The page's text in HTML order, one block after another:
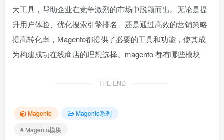
大工具，帮助企业在竞争激烈的市场中脱颖而出。无论是提
升用户体验、优化搜索引擎排名、还是通过高效的营销策略
提高转化率，Magento都提供了必要的工具和功能，使其成
为构建成功在线商店的理想选择。magento 都有哪些模块
THE END
Magento
Magento系列
# Magento模块